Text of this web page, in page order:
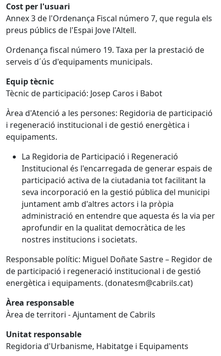
Cost per l'usuari
Annex 3 de l'Ordenança Fiscal número 7, que regula els
preus públics de l'Espai Jove l'Altell.
Ordenança fiscal número 19. Taxa per la prestació de
serveis d´ús d'equipaments municipals.
Equip tècnic
Tècnic de participació: Josep Caros i Babot
Àrea d'Atenció a les persones: Regidoria de participació
i regeneració institucional i de gestió energètica i
equipaments.
La Regidoria de Participació i Regeneració
Institucional és l'encarregada de generar espais de
participació activa de la ciutadania tot facilitant la
seva incorporació en la gestió pública del municipi
juntament amb d'altres actors i la pròpia
administració en entendre que aquesta és la via per
aprofundir en la qualitat democràtica de les
nostres institucions i societats.
Responsable polític: Miguel Doñate Sastre – Regidor de
de participació i regeneració institucional i de gestió
energètica i equipaments. (donatesm@cabrils.cat)
Àrea responsable
Àrea de territori - Ajuntament de Cabrils
Unitat responsable
Regidoria d'Urbanisme, Habitatge i Equipaments